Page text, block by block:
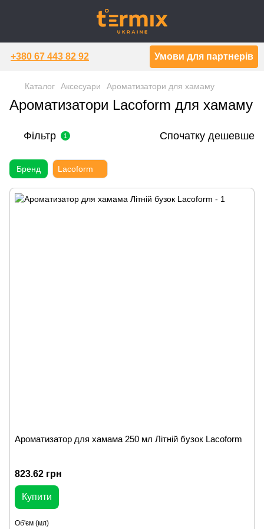
+380 67 443 82 92 Умови для партнерів
Каталог Аксесуари Ароматизатори для хамаму
Ароматизатори Lacoform для хамаму
Фільтр 1 Спочатку дешевше
Бренд Lacoform
Ароматизатор для хамама 250 мл Літній бузок Lacoform
823.62 грн
Купити
Об'єм (мл)